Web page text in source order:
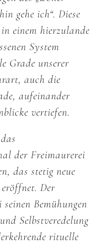
gehe ich“. Diese
einem hierzulande
System
Grade unserer
auch die
aufeinander
vertiefen.
der Freimaurerei
das stetig neue
Der
Bemühungen
Selbstveredelung
rituelle